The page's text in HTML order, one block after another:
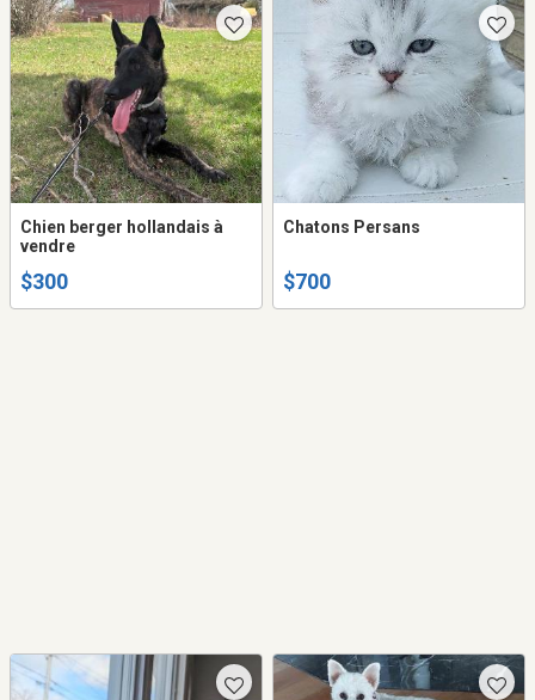
Chien berger hollandais à
vendre
$300
Chatons Persans
$700